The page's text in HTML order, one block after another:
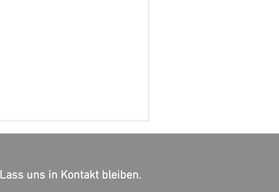
Lass uns in Kontakt bleiben.